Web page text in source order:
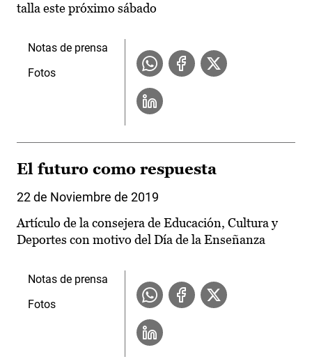
talla este próximo sábado
Notas de prensa
Fotos
El futuro como respuesta
22 de Noviembre de 2019
Artículo de la consejera de Educación, Cultura y
Deportes con motivo del Día de la Enseñanza
Notas de prensa
Fotos